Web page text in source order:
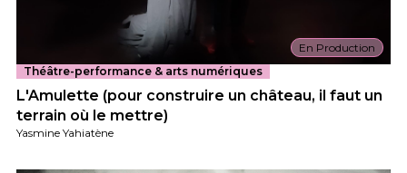
En Production
Théâtre-performance & arts numériques
L'Amulette (pour construire un château, il faut un
terrain où le mettre)
Yasmine Yahiatène